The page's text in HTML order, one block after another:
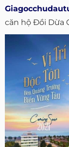
căn hộ Đồi Dừa